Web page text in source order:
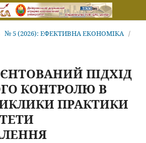
№ 5 (2026): ЕФЕКТИВНА ЕКОНОМІКА /
ПІДХІД
КОНТРОЛЮ В
ПРАКТИКИ